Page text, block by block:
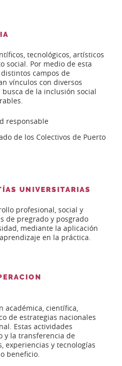
tecnológicos, artísticos
social. Por medio de esta
campos de
víncu­los con diversos
de la inclusión social
responsable
de los Colectivos de Puerto
UNIVERSITARIAS
profesional, social y
de pregrado y posgrado
mediante la aplicación
en la práctica.
académica, científica,
de estrategias nacionales
Estas actividades
y la transferencia de
experiencias y tecnologías
beneficio.